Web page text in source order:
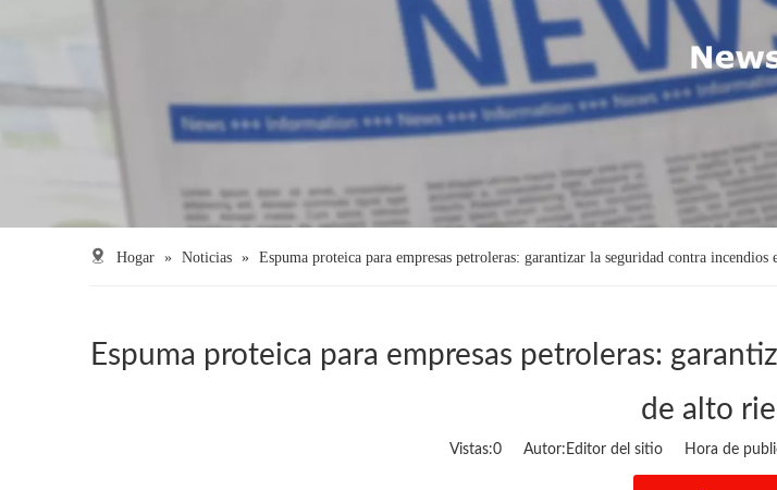
Hogar » Noticias » Espuma proteica para empresas petroleras: garantizar la seguridad contra incendios
Espuma proteica para empresas petroleras:
de alto
Vistas:0Autor:Editor del sitio Hora de